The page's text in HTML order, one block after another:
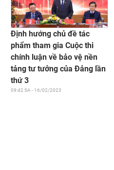
Định hướng chủ đề tác
phẩm tham gia Cuộc thi
chính luận về bảo vệ nền
tảng tư tưởng của Đảng lần
thứ 3
09:42 SA - 16/02/2023